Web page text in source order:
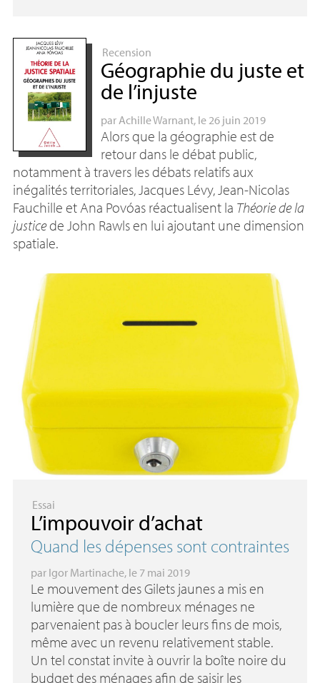
Recension
Géographie du juste et
de l’injuste
parAchille Warnant, le 26 juin 2019
Alors que la géographie est de
retour dans le débat public,
notamment à travers les débats relatifs aux
inégalités territoriales, Jacques Lévy, Jean-Nicolas
Fauchille et Ana Povóas réactualisent la Théorie de la
justicede John Rawls en lui ajoutant une dimension
spatiale.
Essai
L’impouvoir d’achat
Quand les dépenses sont contraintes
par Igor Martinache, le 7 mai 2019
Le mouvement des Gilets jaunes a mis en
lumière que de nombreux ménages ne
parvenaient pas à boucler leurs fins de mois,
même avec un revenu relativement stable.
Un tel constat invite à ouvrir la boîte noire du
budget des ménages afin de saisir les